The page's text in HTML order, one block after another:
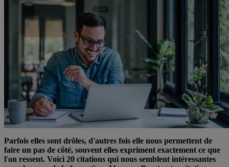
Parfois elles sont drôles, d'autres fois elle nous permettent de
faire un pas de côté, souvent elles expriment exactement ce que
l'on ressent. Voici 20 citations qui nous semblent intéressantes